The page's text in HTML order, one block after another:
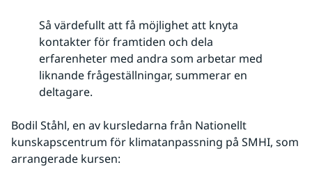
Så värdefullt att få möjlighet att knyta
kontakter för framtiden och dela
erfarenheter med andra som arbetar med
liknande frågeställningar, summerar en
deltagare.
Bodil Ståhl, en av kursledarna från Nationellt
kunskapscentrum för klimatanpassning på SMHI, som
arrangerade kursen: